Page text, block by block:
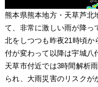
熊本県熊本地方・天草芦北
て、非常に激しい雨が降っ
北をしつつも昨夜21時頃か
付が変わって以降は宇城八
天草市付近では3時間解析
られ、大雨災害のリスクが